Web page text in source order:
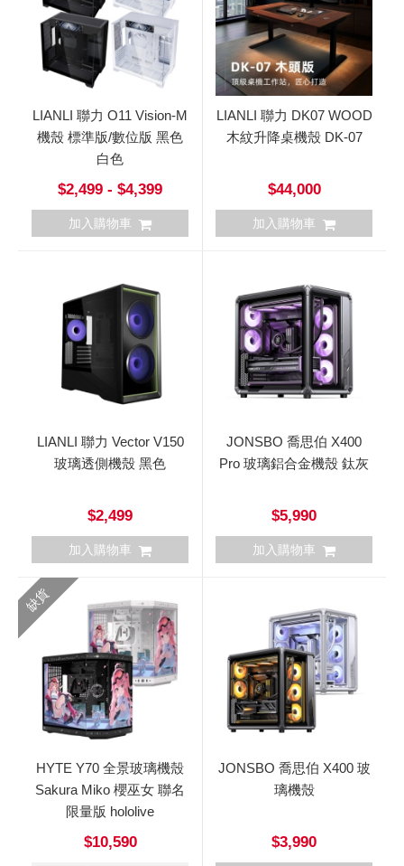
LIANLI 聯力 O11 Vision-M
機殼 標準版/數位版 黑色
白色
$2,499 - $4,399
加入購物車
LIANLI 聯力 DK07 WOOD
木紋升降桌機殼 DK-07
$44,000
加入購物車
LIANLI 聯力 Vector V150
玻璃透側機殼 黑色
$2,499
加入購物車
JONSBO 喬思伯 X400
Pro 玻璃鋁合金機殼 鈦灰
$5,990
加入購物車
缺貨
HYTE Y70 全景玻璃機殼
Sakura Miko 櫻巫女 聯名
限量版 hololive
$10,590
JONSBO 喬思伯 X400 玻
璃機殼
$3,990